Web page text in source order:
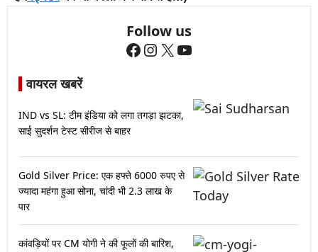
Follow us
Facebook
Instagram
X YouTube
वायरल खबरें
IND vs SL: टीम इंडिया को लगा तगड़ा झटका,
साई सुदर्शन टेस्ट सीरीज से बाहर
Gold Silver Price: एक हफ्ते 6000 रुपए से
ज्यादा महंगा हुआ सोना, चांदी भी 2.3 लाख के
पार
कांवड़ियों पर CM योगी ने की फूलों की बारिश,